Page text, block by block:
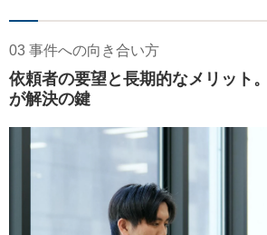
03 事件への向き合い方
依頼者の要望と長期的なメリット
が解決の鍵